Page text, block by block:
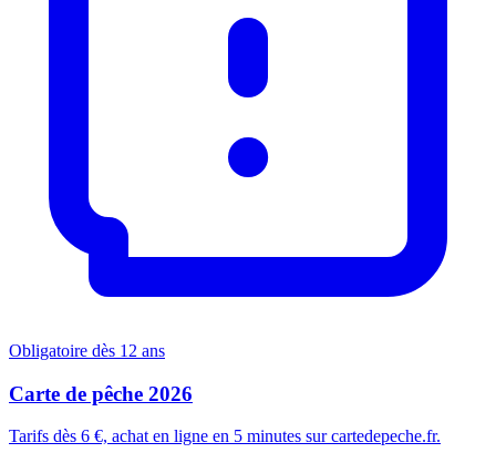
Obligatoire dès 12 ans
Carte de pêche 2026
Tarifs dès 6 €, achat en ligne en 5 minutes sur cartedepeche.fr.